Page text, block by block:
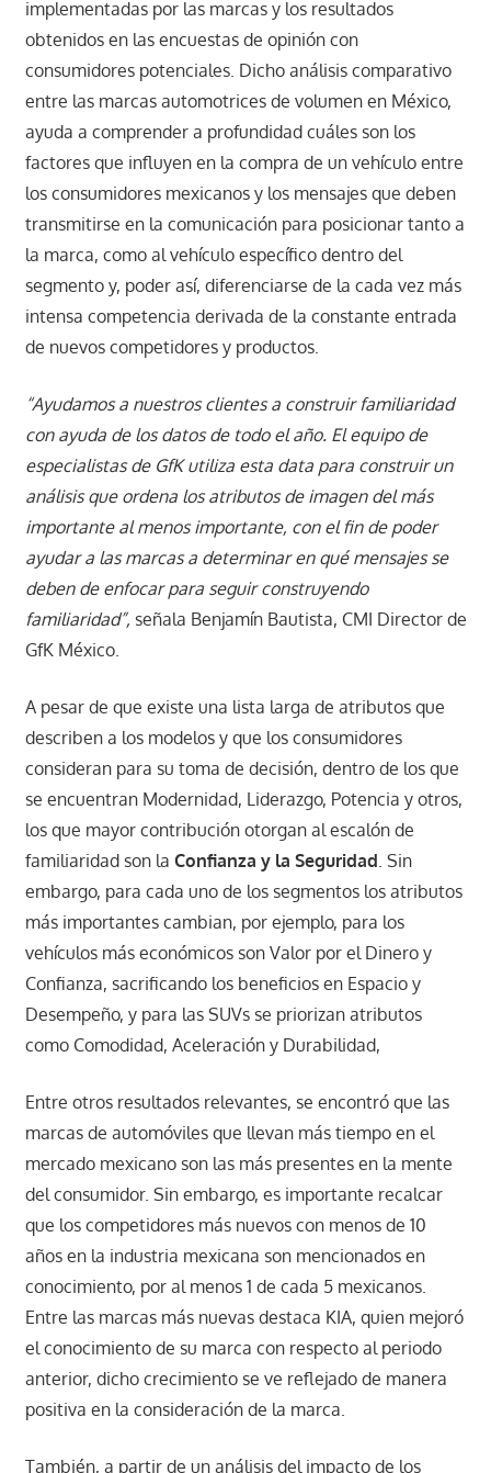
implementadas por las marcas y los resultados
obtenidos en las encuestas de opinión con
consumidores potenciales. Dicho análisis comparativo
entre las marcas automotrices de volumen en México,
ayuda a comprender a profundidad cuáles son los
factores que influyen en la compra de un vehículo entre
los consumidores mexicanos y los mensajes que deben
transmitirse en la comunicación para posicionar tanto a
la marca, como al vehículo específico dentro del
segmento y, poder así, diferenciarse de la cada vez más
intensa competencia derivada de la constante entrada
de nuevos competidores y productos.
“Ayudamos a nuestros clientes a construir familiaridad
con ayuda de los datos de todo el año. El equipo de
especialistas de GfK utiliza esta data para construir un
análisis que ordena los atributos de imagen del más
importante al menos importante, con el fin de poder
ayudar a las marcas a determinar en qué mensajes se
deben de enfocar para seguir construyendo
familiaridad”, señala Benjamín Bautista, CMI Director de
GfK México.
A pesar de que existe una lista larga de atributos que
describen a los modelos y que los consumidores
consideran para su toma de decisión, dentro de los que
se encuentran Modernidad, Liderazgo, Potencia y otros,
los que mayor contribución otorgan al escalón de
familiaridad son la Confianza y la Seguridad. Sin
embargo, para cada uno de los segmentos los atributos
más importantes cambian, por ejemplo, para los
vehículos más económicos son Valor por el Dinero y
Confianza, sacrificando los beneficios en Espacio y
Desempeño, y para las SUVs se priorizan atributos
como Comodidad, Aceleración y Durabilidad,
Entre otros resultados relevantes, se encontró que las
marcas de automóviles que llevan más tiempo en el
mercado mexicano son las más presentes en la mente
del consumidor. Sin embargo, es importante recalcar
que los competidores más nuevos con menos de 10
años en la industria mexicana son mencionados en
conocimiento, por al menos 1 de cada 5 mexicanos.
Entre las marcas más nuevas destaca KIA, quien mejoró
el conocimiento de su marca con respecto al periodo
anterior, dicho crecimiento se ve reflejado de manera
positiva en la consideración de la marca.
También, a partir de un análisis del impacto de los